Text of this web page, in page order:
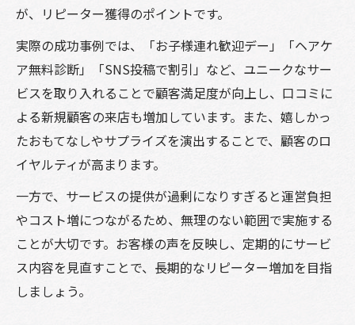
が、リピーター獲得のポイントです。
実際の成功事例では、「お子様連れ歓迎デー」「ヘアケ
ア無料診断」「SNS投稿で割引」など、ユニークなサー
ビスを取り入れることで顧客満足度が向上し、口コミに
よる新規顧客の来店も増加しています。また、嬉しかっ
たおもてなしやサプライズを演出することで、顧客のロ
イヤルティが高まります。
一方で、サービスの提供が過剰になりすぎると運営負担
やコスト増につながるため、無理のない範囲で実施する
ことが大切です。お客様の声を反映し、定期的にサービ
ス内容を見直すことで、長期的なリピーター増加を目指
しましょう。